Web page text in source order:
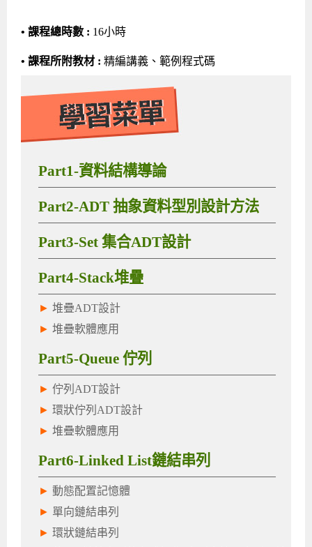
• 課程總時數 : 16小時
• 課程所附教材 : 精編講義、範例程式碼
Part1-資料結構導論
Part2-ADT 抽象資料型別設計方法
Part3-Set 集合ADT設計
Part4-Stack堆疊
► 堆疊ADT設計
► 堆疊軟體應用
Part5-Queue 佇列
► 佇列ADT設計
► 環狀佇列ADT設計
► 堆疊軟體應用
Part6-Linked List鏈結串列
► 動態配置記憶體
► 單向鏈結串列
► 環狀鏈結串列